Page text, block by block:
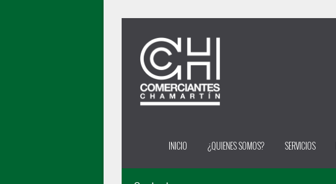
INICIO ¿QUIENES SOMOS? SERVICIOS